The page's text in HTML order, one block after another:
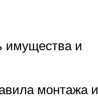
имущества и
монтажа и